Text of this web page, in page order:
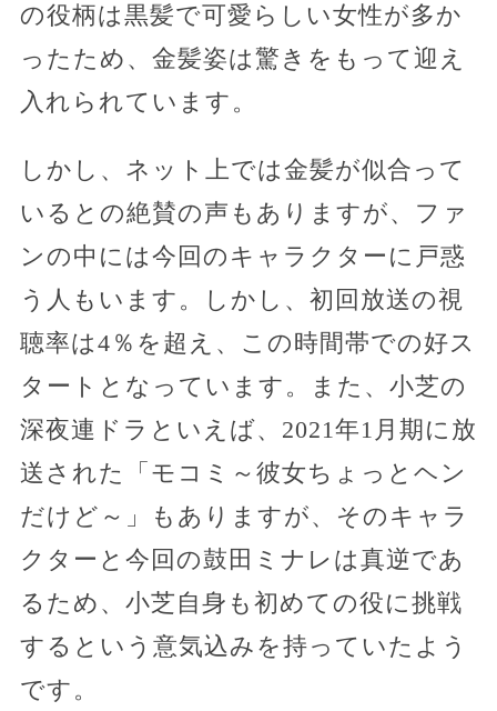
の役柄は黒髪で可愛らしい女性が多か
ったため、金髪姿は驚きをもって迎え
入れられています。
しかし、ネット上では金髪が似合って
いるとの絶賛の声もありますが、ファ
ンの中には今回のキャラクターに戸惑
う人もいます。しかし、初回放送の視
聴率は4％を超え、この時間帯での好ス
タートとなっています。また、小芝の
深夜連ドラといえば、2021年1月期に放
送された「モコミ～彼女ちょっとヘン
だけど～」もありますが、そのキャラ
クターと今回の鼓田ミナレは真逆であ
るため、小芝自身も初めての役に挑戦
するという意気込みを持っていたよう
です。